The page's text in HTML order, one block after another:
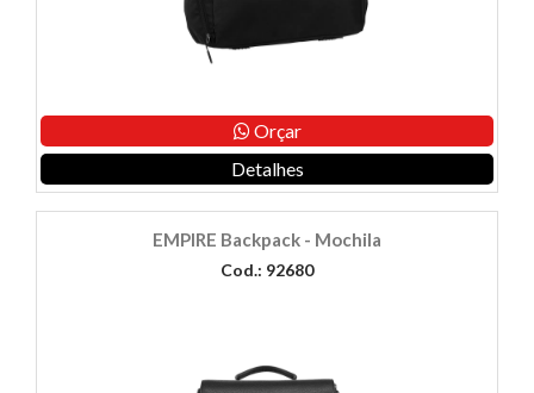
Orçar
Detalhes
EMPIRE Backpack - Mochila
Cod.: 92680